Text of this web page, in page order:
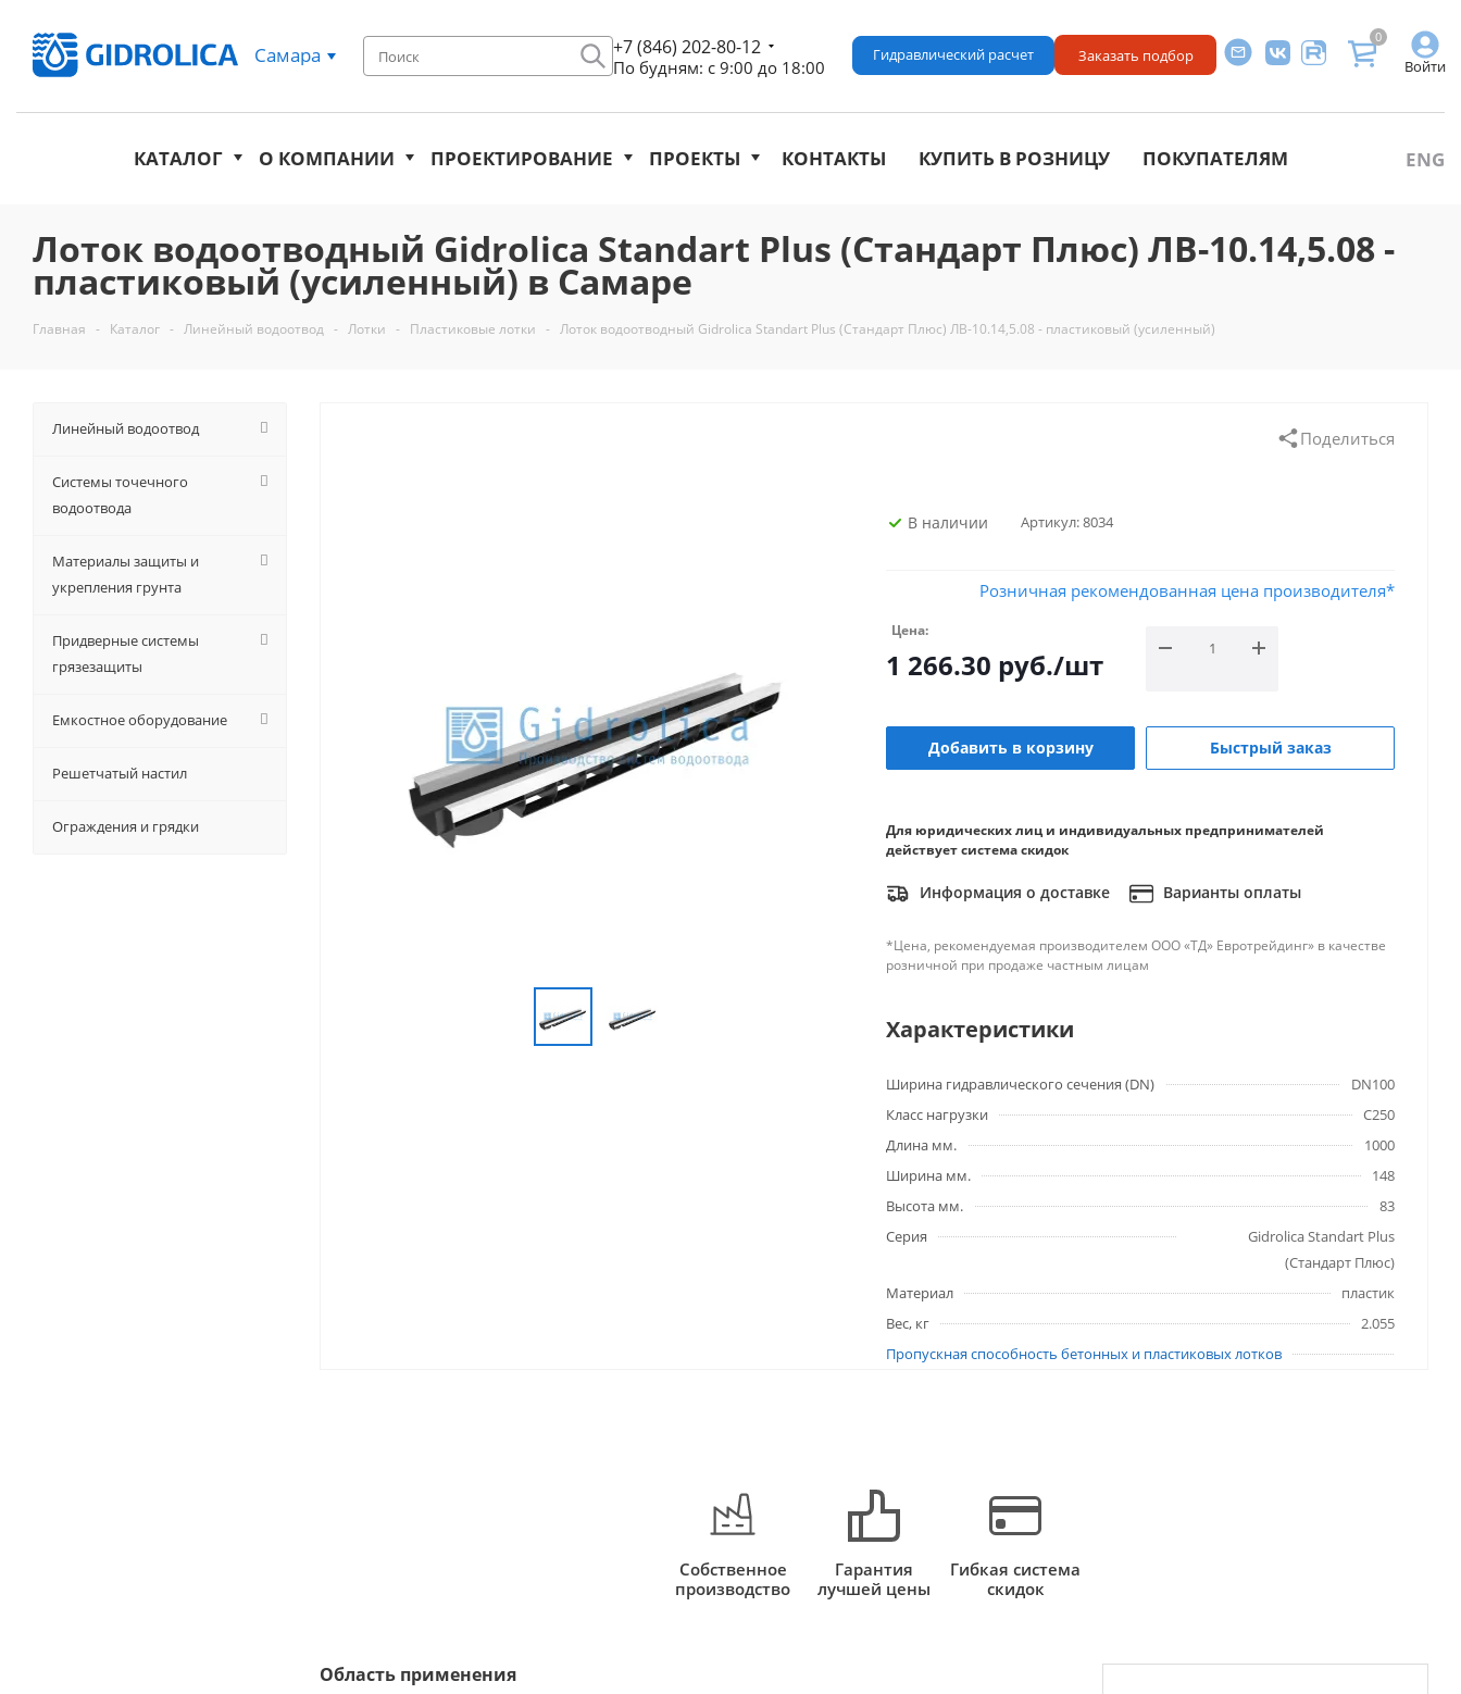
Самара +7 (846) 202-80-12
По будням: с 9:00 до 18:00 Войти
0
Гидравлический расчет Заказать подбор
КАТАЛОГ О КОМПАНИИ ПРОЕКТИРОВАНИЕ ПРОЕКТЫ КОНТАКТЫ КУПИТЬ В РОЗНИЦУ ПОКУПАТЕЛЯМ ENG
Лоток водоотводный Gidrolica Standart Plus (Стандарт Плюс) ЛВ-10.14,5.08 -
пластиковый (усиленный) в Самаре
Главная - Каталог - Линейный водоотвод - Лотки - Пластиковые лотки - Лоток водоотводный Gidrolica Standart Plus (Стандарт Плюс) ЛВ-10.14,5.08 - пластиковый (усиленный)
Поделиться
В наличии Артикул:8034
Розничная рекомендованная цена производителя*
Цена:
1 266.30 руб./шт
Добавить в корзину Быстрый заказ
Для юридических лиц и индивидуальных предпринимателей
действует система скидок
Информация о доставке Варианты оплаты
*Цена, рекомендуемая производителем ООО «ТД» Евротрейдинг» в качестве
розничной при продаже частным лицам
Характеристики
Ширина гидравлического сечения (DN)
DN100
Класс нагрузки
C250
Длина мм.
1000
Ширина мм.
148
Высота мм.
83
Серия
Gidrolica Standart Plus
(Стандарт Плюс)
Материал
пластик
Вес, кг
2.055
Пропускная способность бетонных и пластиковых лотков
Собственное
производство
Гарантия
лучшей цены
Гибкая система
скидок
Область применения
Линейный водоотвод
Системы точечного
водоотвода
Материалы защиты и
укрепления грунта
Придверные системы
грязезащиты
Емкостное оборудование
Решетчатый настил
Ограждения и грядки